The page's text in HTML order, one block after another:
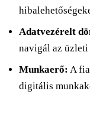
Adatvezérelt
navigál az üzleti
Munkaerő: A
digitális